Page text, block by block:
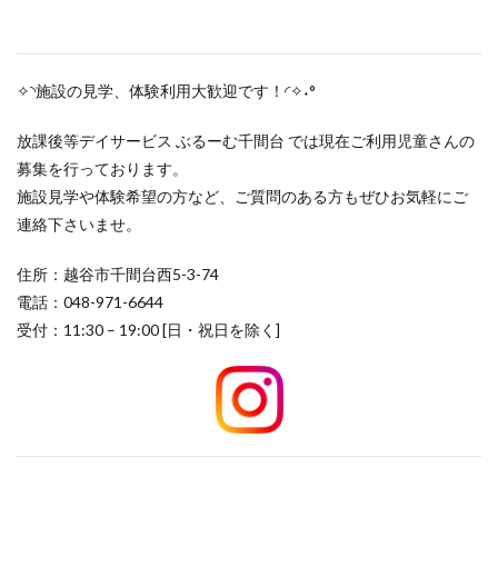
✧◝施設の見学、体験利用大歓迎です！◜✧˖°
放課後等デイサービス ぶるーむ千間台 では現在ご利用児童さんの
募集を行っております。
施設見学や体験希望の方など、ご質問のある方もぜひお気軽にご
連絡下さいませ。
住所：越谷市千間台西5-3-74
電話：048-971-6644
受付：11:30 – 19:00 [日・祝日を除く]